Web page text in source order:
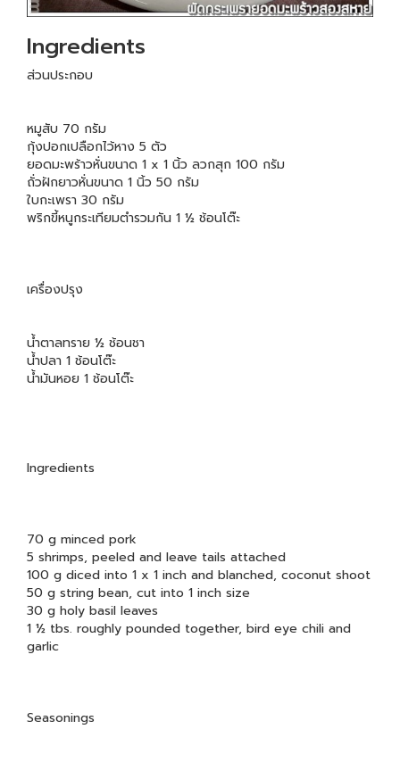
Ingredients
ส่วนประกอบ
หมูสับ 70 กรัม
กุ้งปอกเปลือกไว้หาง 5 ตัว
ยอดมะพร้าวหั่นขนาด 1 x 1 นิ้ว ลวกสุก 100 กรัม
ถั่วฝักยาวหั่นขนาด 1 นิ้ว 50 กรัม
ใบกะเพรา 30 กรัม
พริกขี้หนูกระเทียมตำรวมกัน 1 ½ ช้อนโต๊ะ
เครื่องปรุง
น้ำตาลทราย ½ ช้อนชา
น้ำปลา 1 ช้อนโต๊ะ
น้ำมันหอย 1 ช้อนโต๊ะ
Ingredients
70 g minced pork
5 shrimps, peeled and leave tails attached
100 g diced into 1 x 1 inch and blanched, coconut shoot
50 g string bean, cut into 1 inch size
30 g holy basil leaves
1 ½ tbs. roughly pounded together, bird eye chili and
garlic
Seasonings